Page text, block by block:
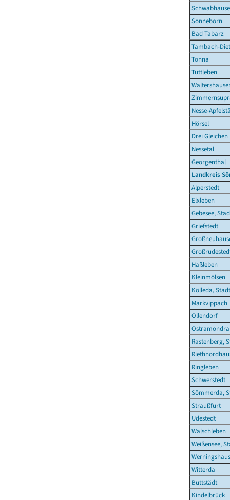
Sonneborn
Bad Tabarz
Tambach-
Tonna
Tüttleben
Nesse-
Hörsel
Drei Gleichen
Nessetal
Georgenthal
Landkreis
Alperstedt
Elxleben
Gebesee,
Griefstedt
Haßleben
Kleinmölsen
Kölleda, Stadt
Markvippach
Ollendorf
Ostramondra
Rastenberg,
Ringleben
Schwerstedt
Sömmerda,
Straußfurt
Udestedt
Walschleben
Weißensee,
Witterda
Buttstädt
Kindelbrück